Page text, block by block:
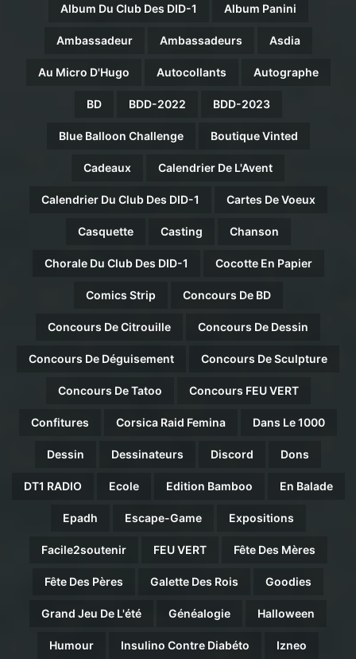
Album Du Club Des DID-1 Album Panini
Ambassadeur Ambassadeurs Asdia
Au Micro D'Hugo Autocollants Autographe
BD BDD-2022 BDD-2023
Blue Balloon Challenge Boutique Vinted
Cadeaux Calendrier De L'Avent
Calendrier Du Club Des DID-1 Cartes De Voeux
Casquette Casting Chanson
Chorale Du Club Des DID-1 Cocotte En Papier
Comics Strip Concours De BD
Concours De Citrouille Concours De Dessin
Concours De Déguisement Concours De Sculpture
Concours De Tatoo Concours FEU VERT
Confitures Corsica Raid Femina Dans Le 1000
Dessin Dessinateurs Discord Dons
DT1 RADIO Ecole Edition Bamboo En Balade
Epadh Escape-Game Expositions
Facile2soutenir FEU VERT Fête Des Mères
Fête Des Pères Galette Des Rois Goodies
Grand Jeu De L'été Généalogie Halloween
Humour Insulino Contre Diabéto Izneo